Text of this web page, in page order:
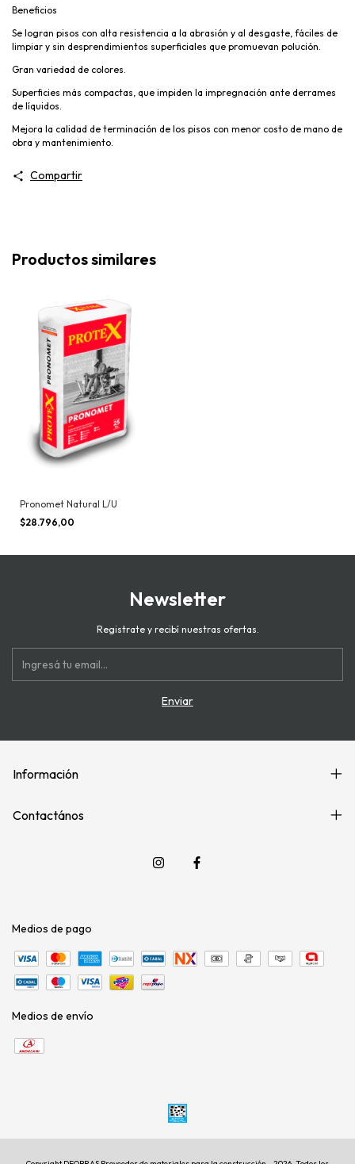
Beneficios
Se logran pisos con alta resistencia a la abrasión y al desgaste, fáciles de
limpiar y sin desprendimientos superficiales que promuevan polución.
Gran variedad de colores.
Superficies más compactas, que impiden la impregnación ante derrames
de líquidos.
Mejora la calidad de terminación de los pisos con menor costo de mano de
obra y mantenimiento.
Compartir
Productos similares
Pronomet Natural L/U
$28.796,00
Newsletter
Registrate y recibí nuestras ofertas.
Información
Contactános
Medios de pago
Medios de envío